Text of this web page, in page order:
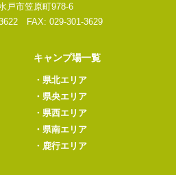
戸市笠原町978-6
FAX: 029-301-3629
キャンプ場一覧
・ 県北エリア
・ 県央エリア
・ 県西エリア
・ 県南エリア
・ 鹿行エリア